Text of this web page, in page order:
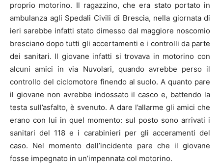
proprio motorino. Il ragazzino, che era stato portato in
ambulanza agli Spedali Civili di Brescia, nella giornata di
ieri sarebbe infatti stato dimesso dal maggiore noscomio
bresciano dopo tutti gli accertamenti e i controlli da parte
dei sanitari. Il giovane infatti si trovava in motorino con
alcuni amici in via Nuvolari, quando avrebbe perso il
controllo del ciclomotore finendo al suolo. A quanto pare
il giovane non avrebbe indossato il casco e, battendo la
testa sull’asfalto, è svenuto. A dare l’allarme gli amici che
erano con lui in quel momento: sul posto sono arrivati i
sanitari del 118 e i carabinieri per gli acceramenti del
caso. Nel momento dell’incidente pare che il giovane
fosse impegnato in un’impennata col motorino.